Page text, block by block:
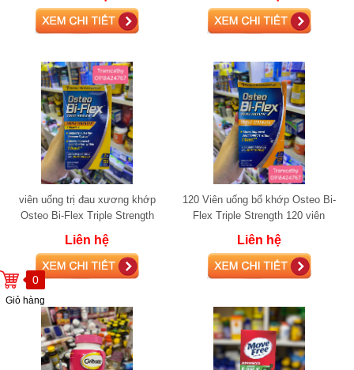
0
Giỏ hàng
viên uống trị đau xương khớp
Osteo Bi-Flex Triple Strength
+Vitamin D 150 viên glucosamine
Liên hệ
120 Viên uống bổ khớp Osteo Bi-
Flex Triple Strength 120 viên
glucosamine
Liên hệ